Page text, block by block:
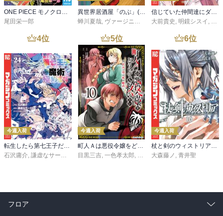
尾田栄一郎
蝉川夏哉 ヴァージニア二等兵 ,転
大前貴史 明鏡シスイ
4位
今週入荷
転生したら第七王子だったので、気ままに魔術を極めます（２４）
石沢庸介, 謙虚なサークル メル。
5位
今週入荷
町人Ａは悪役令嬢をどうしても救いたい ～どぶと空と氷の姫君～１０【電子書店共通特典イラスト付】
目黒三吉, 一色孝太郎, Parum
6位
今週入荷
杖と剣のウィストリア（１６）
大森藤ノ , 青井聖
フロア